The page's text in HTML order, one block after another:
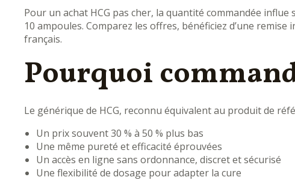
Pour un achat HCG pas cher, la quantité commandée
10 ampoules. Comparez les offres, bénéficiez d’une
français.
Pourquoi
Le générique de HCG, reconnu équivalent au produit de
Un prix souvent 30 % à 50 % plus bas
Une même pureté et efficacité éprouvées
Un accès en ligne sans ordonnance, discret et sécurisé
Une flexibilité de dosage pour adapter la cure